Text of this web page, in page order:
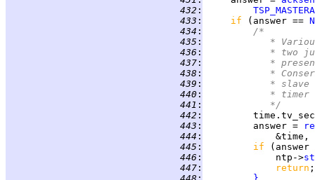
432 :
433 : if (answer ==
434 :
/*
435 :
*
436 :
* two
437 :
*
438 :
*
439 :
*
440 :
*
441 :
		 */
442 :
443 :
         answer =
444 :
&time,
445 : if
446 :
             ntp->
447 :
return